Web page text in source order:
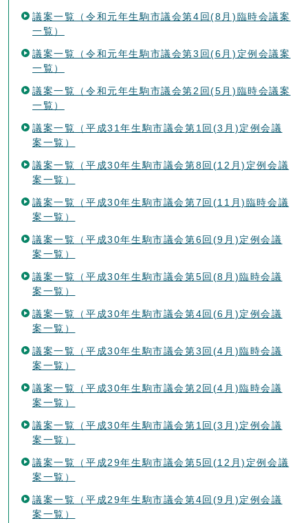
議案一覧（令和元年生駒市議会第4回(8月)臨時会議案
一覧）
議案一覧（令和元年生駒市議会第3回(6月)定例会議案
一覧）
議案一覧（令和元年生駒市議会第2回(5月)臨時会議案
一覧）
議案一覧（平成31年生駒市議会第1回(3月)定例会議
案一覧）
議案一覧（平成30年生駒市議会第8回(12月)定例会議
案一覧）
議案一覧（平成30年生駒市議会第7回(11月)臨時会議
案一覧）
議案一覧（平成30年生駒市議会第6回(9月)定例会議
案一覧）
議案一覧（平成30年生駒市議会第5回(8月)臨時会議
案一覧）
議案一覧（平成30年生駒市議会第4回(6月)定例会議
案一覧）
議案一覧（平成30年生駒市議会第3回(4月)臨時会議
案一覧）
議案一覧（平成30年生駒市議会第2回(4月)臨時会議
案一覧）
議案一覧（平成30年生駒市議会第1回(3月)定例会議
案一覧）
議案一覧（平成29年生駒市議会第5回(12月)定例会議
案一覧）
議案一覧（平成29年生駒市議会第4回(9月)定例会議
案一覧）